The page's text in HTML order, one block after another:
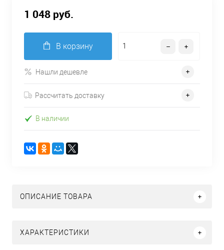
1 048 руб.
В корзину
Нашли дешевле
Рассчитать доставку
В наличии
ОПИСАНИЕ ТОВАРА
ХАРАКТЕРИСТИКИ